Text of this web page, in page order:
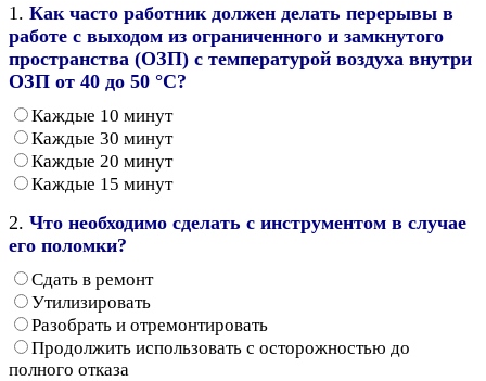
1. Как часто работник должен делать перерывы в
работе с выходом из ограниченного и замкнутого
пространства (ОЗП) с температурой воздуха внутри
ОЗП от 40 до 50 °C?
Каждые 10 минут
Каждые 30 минут
Каждые 20 минут
Каждые 15 минут
2. Что необходимо сделать с инструментом в случае
его поломки?
Сдать в ремонт
Утилизировать
Разобрать и отремонтировать
Продолжить использовать с осторожностью до
полного отказа